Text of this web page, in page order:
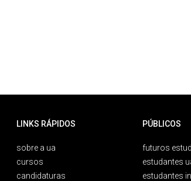
LINKS RÁPIDOS
sobre a ua
cursos
candidaturas
PÚBLICOS
futuros
estudantes
estudantes